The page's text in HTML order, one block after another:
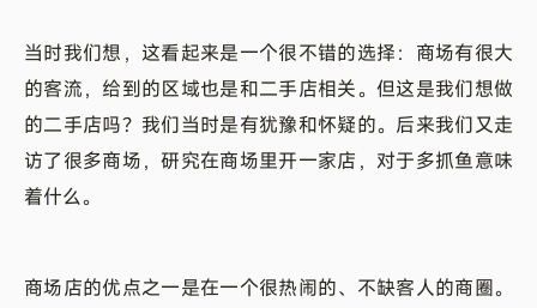
当时我们想，这看起来是一个很不错的选择：商场有很大
的客流，给到的区域也是和二手店相关。但这是我们想做
的二手店吗？我们当时是有犹豫和怀疑的。后来我们又走
访了很多商场，研究在商场里开一家店，对于多抓鱼意味
着什么。
商场店的优点之一是在一个很热闹的、不缺客人的商圈。